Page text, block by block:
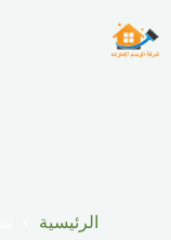
إلى
المحتوى
الرئيسية